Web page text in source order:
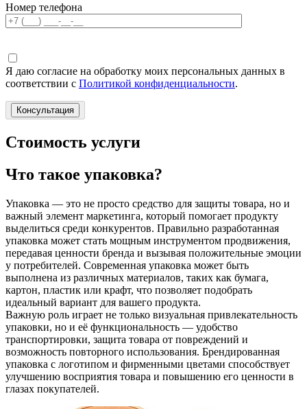
Номер телефона
Я даю согласие на обработку моих персональных данных в
соответствии с Политикой конфиденциальности.
Стоимость услуги
Что такое упаковка?
Упаковка — это не просто средство для защиты товара, но и
важный элемент маркетинга, который помогает продукту
выделиться среди конкурентов. Правильно разработанная
упаковка может стать мощным инструментом продвижения,
передавая ценности бренда и вызывая положительные эмоции
у потребителей. Современная упаковка может быть
выполнена из различных материалов, таких как бумага,
картон, пластик или крафт, что позволяет подобрать
идеальный вариант для вашего продукта.
Важную роль играет не только визуальная привлекательность
упаковки, но и её функциональность — удобство
транспортировки, защита товара от повреждений и
возможность повторного использования. Брендированная
упаковка с логотипом и фирменными цветами способствует
улучшению восприятия товара и повышению его ценности в
глазах покупателей.